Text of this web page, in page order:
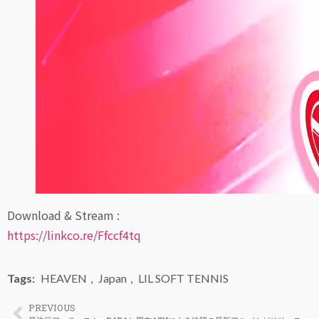
Download & Stream :
https://linkco.re/Ffccf4tq
Tags: HEAVEN Japan LIL SOFT TENNIS
PREVIOUS